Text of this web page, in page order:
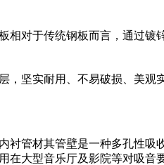
对于传统钢板而言，通过
坚实耐用、不易破损、美观
衬管材其管壁是一种多孔性
大型音乐厅及影院等对吸音